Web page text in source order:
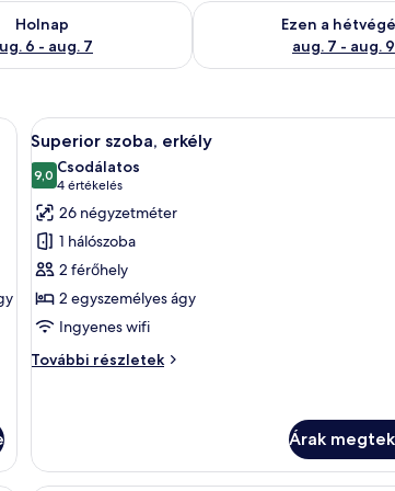
6
Holnap
6 - aug. 7
állás ellenőrzése: aug. 6 - aug. 7
Ezen a
aug. 7 - aug. 9
A mostani hétvégi
jellemzői: fa borítású mennyezet, éjjeliszemmel
A
következő
szoba
összes
képének
megtekintése:
Superior
szoba,
erkély
Egy modern
5
Superior szoba, erkély
9,010-ből 9,0
Csodálatos
4 értékelés
(4
értékelés)
26 négyzetméter
1 hálószoba
2 férőhely
2 egyszemélyes ágy
Ingyenes wifi
További részletek
Superior
Árak